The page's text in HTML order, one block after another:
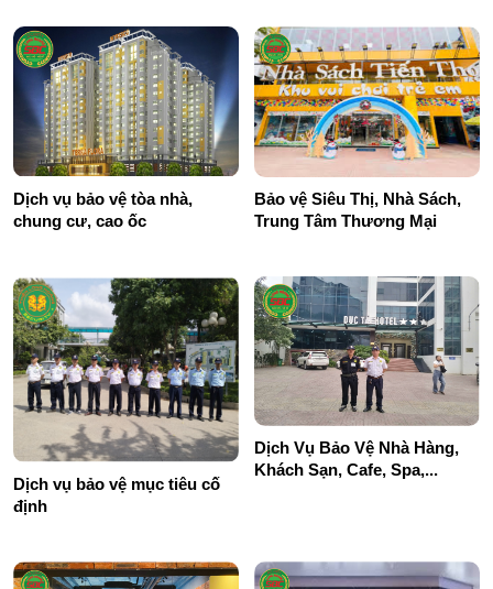
Dịch vụ bảo vệ tòa nhà,
chung cư, cao ốc
Bảo vệ Siêu Thị, Nhà Sách,
Trung Tâm Thương Mại
Dịch vụ bảo vệ mục tiêu cố
định
Dịch Vụ Bảo Vệ Nhà Hàng,
Khách Sạn, Cafe, Spa,...